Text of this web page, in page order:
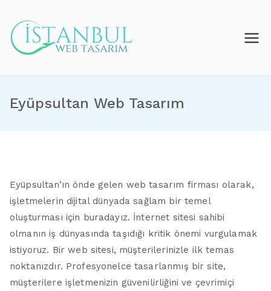
geç
Eyüpsultan Web Tasarım
Eyüpsultan’ın önde gelen web tasarım firması olarak,
işletmelerin dijital dünyada sağlam bir temel
oluşturması için buradayız. İnternet sitesi sahibi
olmanın iş dünyasında taşıdığı kritik önemi vurgulamak
istiyoruz. Bir web sitesi, müşterilerinizle ilk temas
noktanızdır. Profesyonelce tasarlanmış bir site,
müşterilere işletmenizin güvenilirliğini ve çevrimiçi